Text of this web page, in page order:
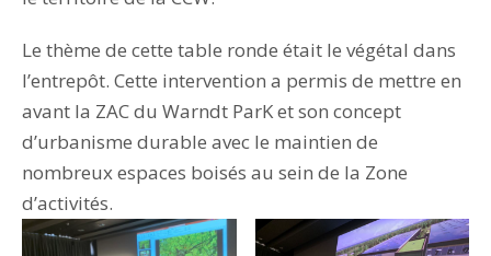
Le thème de cette table ronde était le végétal dans
l’entrepôt. Cette intervention a permis de mettre en
avant la ZAC du Warndt ParK et son concept
d’urbanisme durable avec le maintien de
nombreux espaces boisés au sein de la Zone
d’activités.